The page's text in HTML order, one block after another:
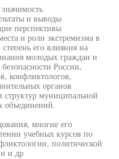
и выводы
перспективы
и роли экстремизма в
его влияния на
молодых граждан и
России,
конфликтологов,
органов
структур муниципальной
объединений.
многие его
учебных курсов по
политической
и др